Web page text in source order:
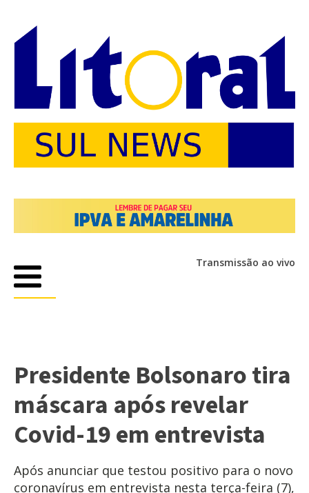
Transmissão ao vivo
Presidente Bolsonaro tira
máscara após revelar
Covid-19 em entrevista
Após anunciar que testou positivo para o novo
coronavírus em entrevista nesta terça-feira (7),